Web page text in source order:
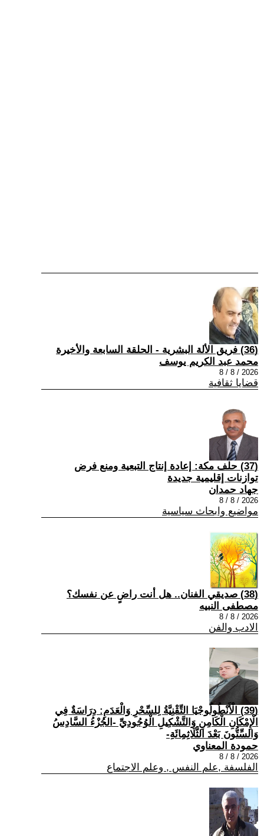
(36) فريق الألة البشرية - الحلقة السابعة والأخيرة
محمد عبد الكريم يوسف
2026 / 8 / 8
قضايا ثقافية
(37) حلف مكة: إعادة إنتاج التبعية ومنع فرض
توازنات إقليمية جديدة
جهاد حمدان
2026 / 8 / 8
مواضيع وابحاث سياسية
(38) صديقي الفنان.. هل أنت راضٍ عن نفسك؟
مصطفى النبيه
2026 / 8 / 8
الادب والفن
(39) الْأَنْطُولُوجْيَا التِّقْنِيَّةُ لِلسِّحْرِ وَالْعَدَمِ: دِرَاسَةٌ فِي
الْإِمْكَانِ الْكَامِنِ وَالتَّشْكِيلِ الْوُجُودِيِّ -الجُزْءُ السَّادِسُ
وَالسِّتُّونَ بَعْدَ الثَّلَاثِمِائَةِ-
حمودة المعناوي
2026 / 8 / 8
الفلسفة ,علم النفس , وعلم الاجتماع